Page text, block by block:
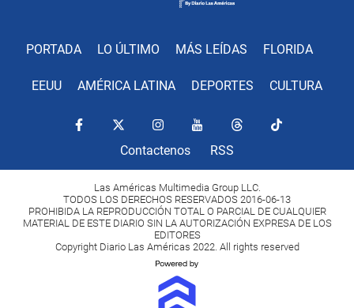
PORTADA LO ÚLTIMO MÁS LEÍDAS FLORIDA
EEUU AMÉRICA LATINA DEPORTES CULTURA
Contactenos RSS
Las Américas Multimedia Group LLC.
TODOS LOS DERECHOS RESERVADOS 2016-06-13
PROHIBIDA LA REPRODUCCIÓN TOTAL O PARCIAL DE CUALQUIER
MATERIAL DE ESTE DIARIO SIN LA AUTORIZACIÓN EXPRESA DE LOS
EDITORES
Copyright Diario Las Américas 2022. All rights reserved